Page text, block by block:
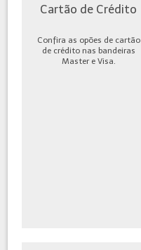
Cartão de Crédito
Confira as opões de cartão
de crédito nas bandeiras
Master e Visa.